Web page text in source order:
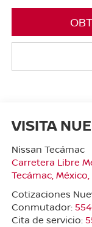
VISITA
Nissan Tecámac
Carretera Libre
Tecámac, México
Cotizaciones
Conmutador:
Cita de servicio: